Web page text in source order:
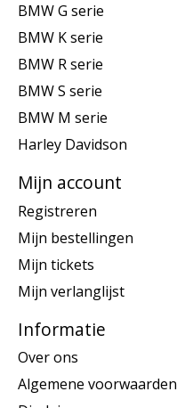
BMW G serie
BMW K serie
BMW R serie
BMW S serie
BMW M serie
Harley Davidson
Mijn account
Registreren
Mijn bestellingen
Mijn tickets
Mijn verlanglijst
Informatie
Over ons
Algemene voorwaarden